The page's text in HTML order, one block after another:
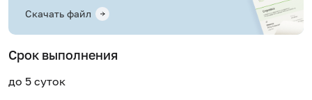
Скачать файл
Срок выполнения
до 5 суток